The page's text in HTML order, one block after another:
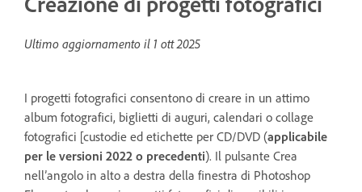
Ultimo aggiornamento il 1 ott 2025
I progetti fotografici consentono di creare in un attimo
album fotografici, biglietti di auguri, calendari o collage
fotografici [custodie ed etichette per CD/DVD (applicabile
per le versioni 2022 o precedenti). Il pulsante Crea
nell’angolo in alto a destra della finestra di Photoshop